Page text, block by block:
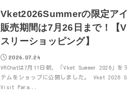
Vket2026Summerの限定ア
販売期間は7月26日まで！【
スリーショッピング】
2026.07.24
VRChatは7月11日朝、「Vket Summer 2026」
テムをショップに公開しました。 Vket 2026
Visit Para...